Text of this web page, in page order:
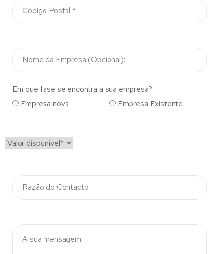
Em que fase se encontra a sua empresa?
Empresa nova
Empresa Existente